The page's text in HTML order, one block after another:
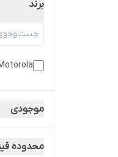
برند
موجودی
محدوده